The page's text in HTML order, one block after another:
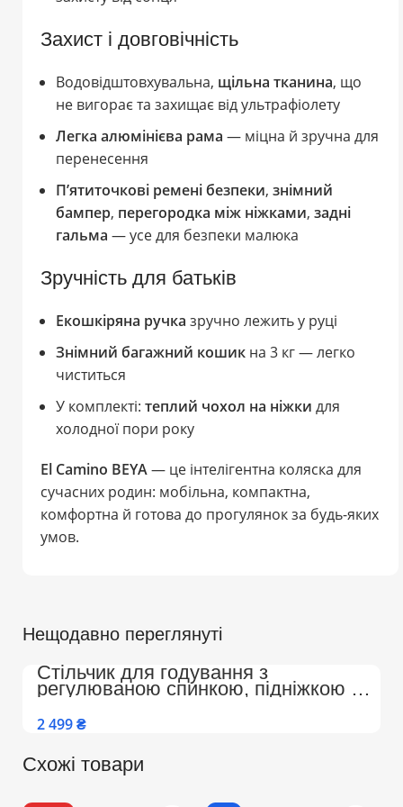
Захист і довговічність
Водовідштовхувальна, щільна тканина, що
не вигорає та захищає від ультрафіолету
Легка алюмінієва рама — міцна й зручна для
перенесення
П’ятиточкові ремені безпеки, знімний
бампер, перегородка між ніжками, задні
гальма — усе для безпеки малюка
Зручність для батьків
Екошкіряна ручка зручно лежить у руці
Знімний багажний кошик на 3 кг — легко
чиститься
У комплекті: теплий чохол на ніжки для
холодної пори року
El Camino BEYA— це інтелігентна коляска для
сучасних родин: мобільна, компактна,
комфортна й готова до прогулянок за будь-яких
умов.
Нещодавно переглянуті
Стільчик для годування з
регулюваною спинкою, підніжкою на
колесах Преміум (Бежево-Білий)
₴
Схожі товари